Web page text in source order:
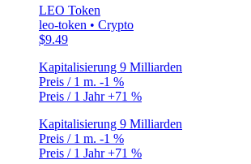
LEO Token
leo-token • Crypto
$9.49
Kapitalisierung 9 Milliarden
Preis / 1 m. -1 %
Preis / 1 Jahr+71 %
Kapitalisierung 9 Milliarden
Preis / 1 m. -1 %
Preis / 1 Jahr+71 %